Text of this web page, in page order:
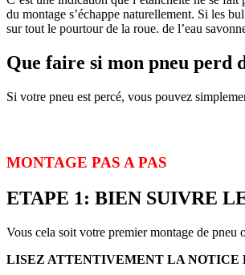
du montage s’échappe naturellement. Si les
sur tout le pourtour de la roue. de l’eau
Que faire si mon pneu perd
Si votre pneu est percé, vous pouvez
MONTAGE PAS A PAS
ETAPE 1: BIEN SUIVRE
Vous cela soit votre premier montage de pneu
LISEZ ATTENTIVEMENT LA NOTICE